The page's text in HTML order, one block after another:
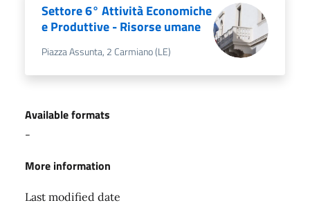
Settore 6° Attività Economiche
e Produttive - Risorse umane
Piazza Assunta, 2 Carmiano (LE)
Available formats
-
More information
Last modified date